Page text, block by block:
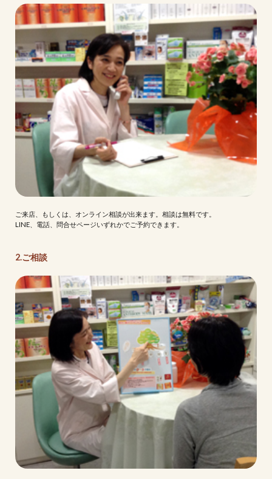
ご来店、もしくは、オンライン相談が出来ます。相談は無料です。
LINE、電話、問合せページいずれかでご予約できます。
2.ご相談